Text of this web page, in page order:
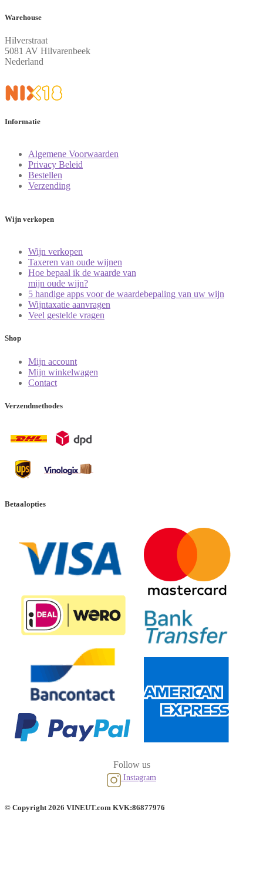
Warehouse
Hilverstraat
5081 AV Hilvarenbeek
Nederland
Informatie
Algemene Voorwaarden
Privacy Beleid
Bestellen
Verzending
Wijn verkopen
Wijn verkopen
Taxeren van oude wijnen
Hoe bepaal ik de waarde van
mijn oude wijn?
5 handige apps voor de waardebepaling van uw wijn
Wijntaxatie aanvragen
Veel gestelde vragen
Shop
Mijn account
Mijn winkelwagen
Contact
Verzendmethodes
Betaalopties
Follow us
Instagram
© Copyright 2026 VINEUT.com KVK:86877976